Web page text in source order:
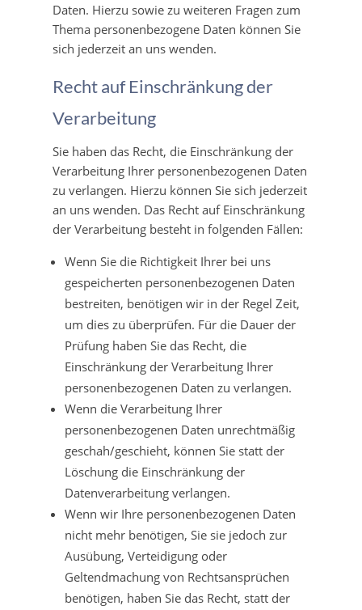
Daten. Hierzu sowie zu weiteren Fragen zum
Thema personenbezogene Daten können Sie
sich jederzeit an uns wenden.
Recht auf Einschränkung der
Verarbeitung
Sie haben das Recht, die Einschränkung der
Verarbeitung Ihrer personenbezogenen Daten
zu verlangen. Hierzu können Sie sich jederzeit
an uns wenden. Das Recht auf Einschränkung
der Verarbeitung besteht in folgenden Fällen:
Wenn Sie die Richtigkeit Ihrer bei uns
gespeicherten personenbezogenen Daten
bestreiten, benötigen wir in der Regel Zeit,
um dies zu überprüfen. Für die Dauer der
Prüfung haben Sie das Recht, die
Einschränkung der Verarbeitung Ihrer
personenbezogenen Daten zu verlangen.
Wenn die Verarbeitung Ihrer
personenbezogenen Daten unrechtmäßig
geschah/geschieht, können Sie statt der
Löschung die Einschränkung der
Datenverarbeitung verlangen.
Wenn wir Ihre personenbezogenen Daten
nicht mehr benötigen, Sie sie jedoch zur
Ausübung, Verteidigung oder
Geltendmachung von Rechtsansprüchen
benötigen, haben Sie das Recht, statt der